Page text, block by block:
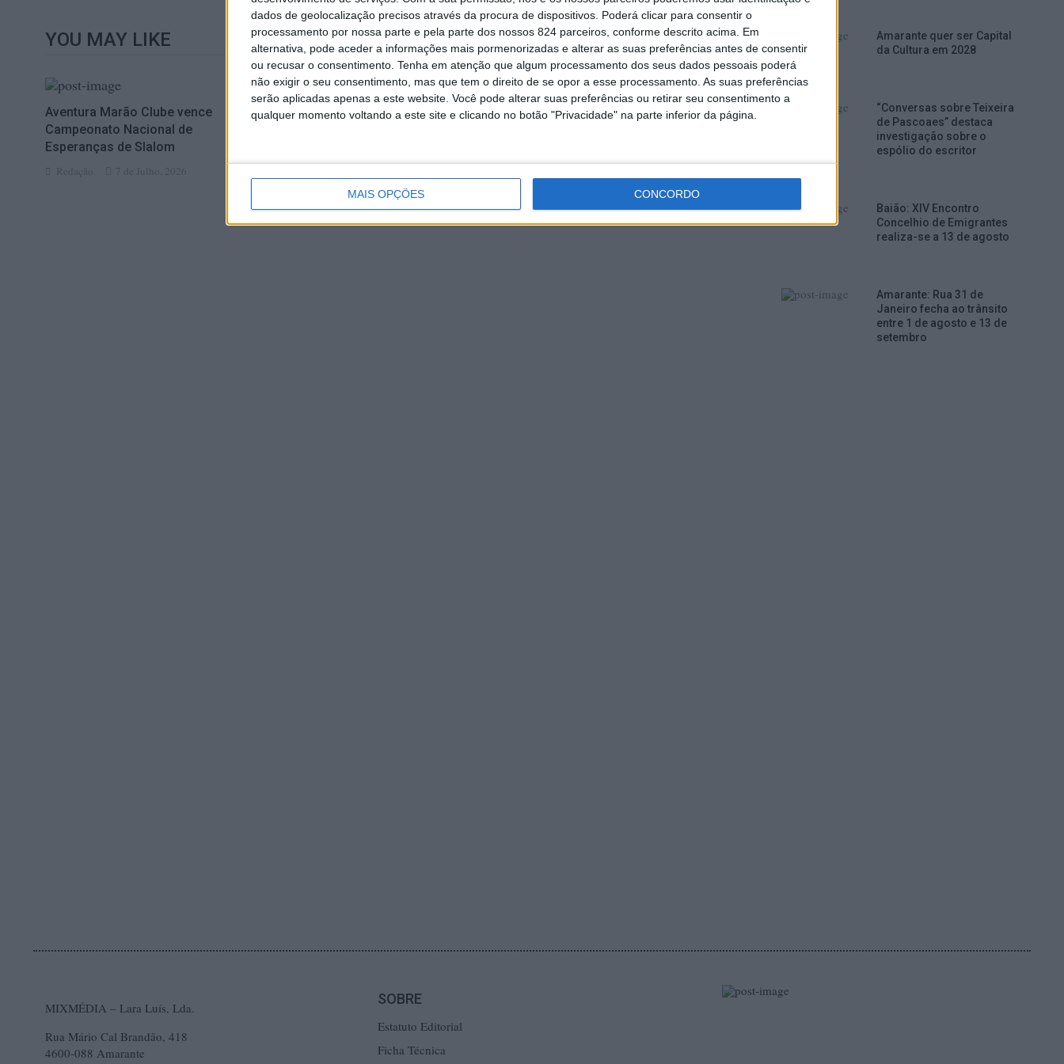
dados de geolocalização precisos através da procura de dispositivos. Poderá clicar para consentir o
processamento por nossa parte e pela parte dos nossos 824 parceiros, conforme descrito acima. Em
alternativa, pode aceder a informações mais pormenorizadas e alterar as suas preferências antes de consentir
ou recusar o consentimento. Tenha em atenção que algum processamento dos seus dados pessoais poderá
não exigir o seu consentimento, mas que tem o direito de se opor a esse processamento. As suas preferências
serão aplicadas apenas a este website. Você pode alterar suas preferências ou retirar seu consentimento a
qualquer momento voltando a este site e clicando no botão "Privacidade" na parte inferior da página.
MAIS OPÇÕES CONCORDO
YOU MAY LIKE
Aventura Marão Clube vence
Campeonato Nacional de
Esperanças de Slalom
Amigos do Ovelha limpam margens
Ensino superior: UTAD tem 37
Amarante quer ser Capital
da Cultura em 2028
“Conversas sobre Teixeira
de Pascoaes” destaca
investigação sobre o
espólio do escritor
Baião: XIV Encontro
Concelhio de Emigrantes
realiza-se a 13 de agosto
Amarante: Rua 31 de
Janeiro fecha ao trânsito
entre 1 de agosto e 13 de
setembro
MIXMÉDIA – Lara Luís, Lda.
Rua Mário Cal Brandão, 418
4600-088 Amarante
SOBRE
Estatuto Editorial
Ficha Técnica